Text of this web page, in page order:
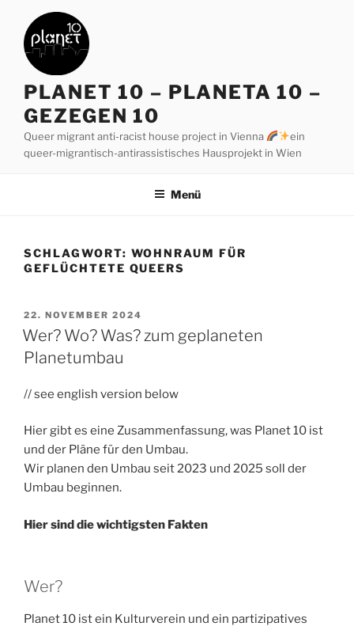
Inhalt
springen
PLANET 10 – PLANETA 10 –
GEZEGEN 10
Queer migrant anti-racist house project in Vienna
ein
queer-migrantisch-antirassistisches Hausprojekt in Wien
Menü
SCHLAGWORT: WOHNRAUM FÜR
GEFLÜCHTETE QUEERS
VERÖFFENTLICHT
AM
22. NOVEMBER 2024
Wer? Wo? Was? zum geplaneten
Planetumbau
// see english version below
Hier gibt es eine Zusammenfassung, was Planet 10 ist
und der Pläne für den Umbau.
Wir planen den Umbau seit 2023 und 2025 soll der
Umbau beginnen.
Hier sind die wichtigsten Fakten
Wer?
Planet 10 ist ein Kulturverein und ein partizipatives